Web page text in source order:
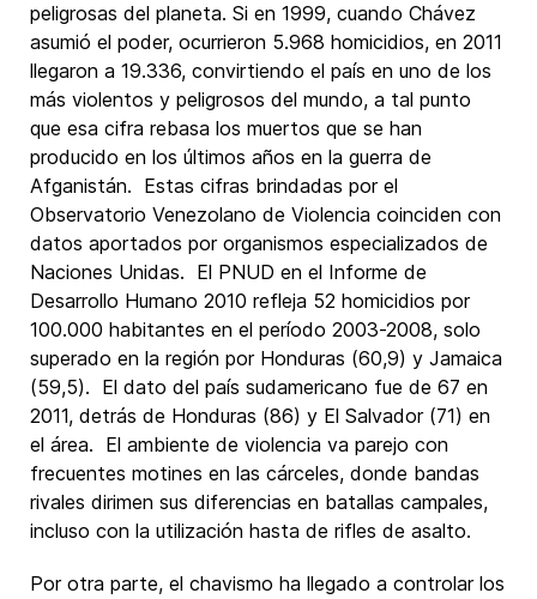
peligrosas del planeta. Si en 1999, cuando Chávez
asumió el poder, ocurrieron 5.968 homicidios, en 2011
llegaron a 19.336, convirtiendo el país en uno de los
más violentos y peligrosos del mundo, a tal punto
que esa cifra rebasa los muertos que se han
producido en los últimos años en la guerra de
Afganistán. Estas cifras brindadas por el
Observatorio Venezolano de Violencia coinciden con
datos aportados por organismos especializados de
Naciones Unidas. El PNUD en el Informe de
Desarrollo Humano 2010 refleja 52 homicidios por
100.000 habitantes en el período 2003-2008, solo
superado en la región por Honduras (60,9) y Jamaica
(59,5). El dato del país sudamericano fue de 67 en
2011, detrás de Honduras (86) y El Salvador (71) en
el área. El ambiente de violencia va parejo con
frecuentes motines en las cárceles, donde bandas
rivales dirimen sus diferencias en batallas campales,
incluso con la utilización hasta de rifles de asalto.
Por otra parte, el chavismo ha llegado a controlar los